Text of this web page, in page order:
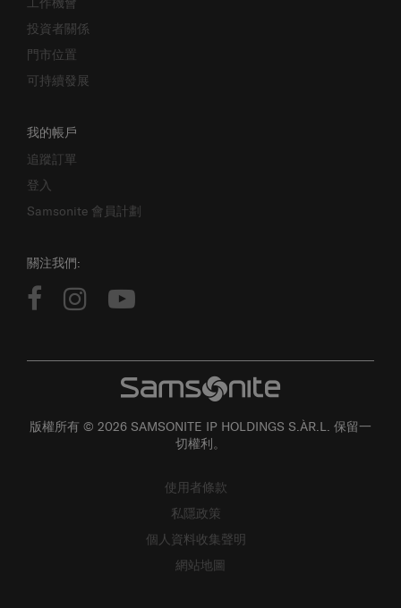
投資者關係
門市位置
可持續發展
追蹤訂單
登入
Samsonite 會員計劃
切權利。
私隱政策
個人資料收集聲明
網站地圖